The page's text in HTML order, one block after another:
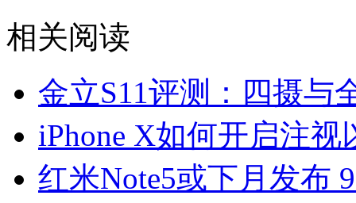
相关阅读
金立S11评测：四摄与
iPhone X如何开启注
红米Note5或下月发布